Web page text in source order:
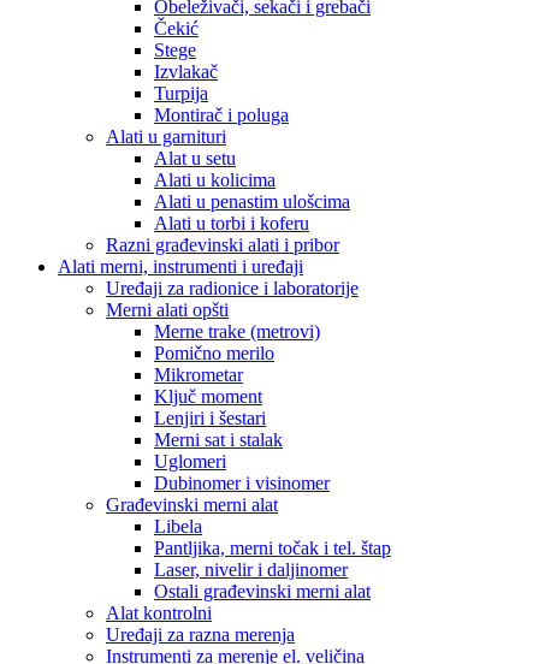
Obeleživači, sekači i grebači
Čekić
Stege
Izvlakač
Turpija
Montirač i poluga
Alati u garnituri
Alat u setu
Alati u kolicima
Alati u penastim ulošcima
Alati u torbi i koferu
Razni građevinski alati i pribor
Alati merni, instrumenti i uređaji
Uređaji za radionice i laboratorije
Merni alati opšti
Merne trake (metrovi)
Pomično merilo
Mikrometar
Ključ moment
Lenjiri i šestari
Merni sat i stalak
Uglomeri
Dubinomer i visinomer
Građevinski merni alat
Libela
Pantljika, merni točak i tel. štap
Laser, nivelir i daljinomer
Ostali građevinski merni alat
Alat kontrolni
Uređaji za razna merenja
Instrumenti za merenje el. veličina